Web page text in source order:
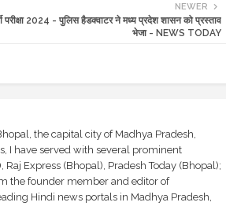
NEWER
परीक्षा 2024 - पुलिस हैडक्वाटर ने मध्य प्रदेश शासन को प्रस्ताव
भेजा - NEWS TODAY
the capital city of Madhya Pradesh,
I have served with several prominent
Express (Bhopal), Pradesh Today (Bhopal);
the founder member and editor of
Hindi news portals in Madhya Pradesh,